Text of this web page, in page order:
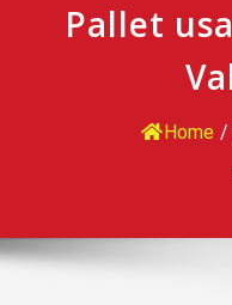
Pallet
Home /